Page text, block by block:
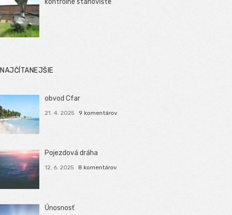
kontrolné stanovište
NAJČÍTANEJŠIE
obvod Cfar
21. 4. 2025 9 komentárov
Pojezdová dráha
12. 6. 2025 8 komentárov
Únosnosť